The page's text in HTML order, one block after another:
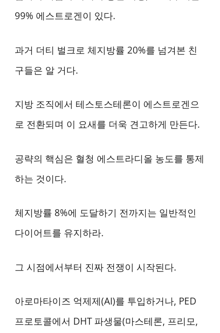
99% 에스트로겐이 있다.
과거 더티 벌크로 체지방률 20%를 넘겨본 친
구들은 알 거다.
지방 조직에서 테스토스테론이 에스트로겐으
로 전환되며 이 요새를 더욱 견고하게 만든다.
공략의 핵심은 혈청 에스트라디올 농도를 통제
하는 것이다.
체지방률 8%에 도달하기 전까지는 일반적인
다이어트를 유지하라.
그 시점에서부터 진짜 전쟁이 시작된다.
아로마타이즈 억제제(AI)를 투입하거나, PED
프로토콜에서 DHT 파생물(마스테론, 프리모,